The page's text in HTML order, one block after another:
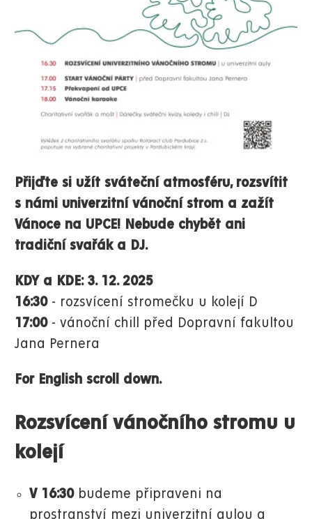
Přijďte si užít sváteční atmosféru, rozsvítit
s námi univerzitní vánoční strom a zažít
Vánoce na UPCE! Nebude chybět ani
tradiční svařák a DJ.
KDY a KDE: 3. 12. 2025
16:30- rozsvícení stromečku u kolejí D
17:00- vánoční chill před Dopravní fakultou
Jana Pernera
For English scroll down.
Rozsvícení vánočního stromu u
kolejí
V 16:30 budeme připraveni na
prostranství mezi univerzitní aulou a